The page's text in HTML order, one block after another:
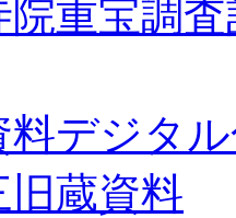
院重宝調
料デジタ
旧蔵資料